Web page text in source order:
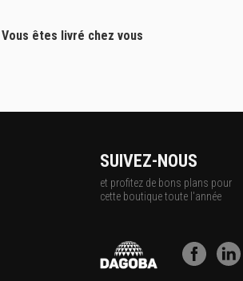
Vous êtes livré chez vous
SUIVEZ-NOUS
et profitez de bons plans pour
cette boutique toute l'année